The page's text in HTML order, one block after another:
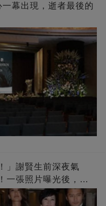
幕出現，逝者最後的
」謝賢生前深夜氣
一張照片曝光後，全